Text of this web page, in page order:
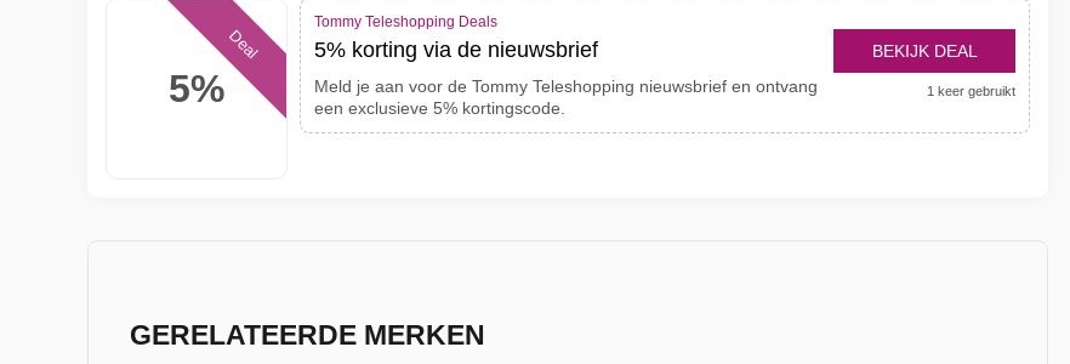
5%
Deal
Tommy Teleshopping Deals
5% korting via de nieuwsbrief
Meld je aan voor de Tommy Teleshopping nieuwsbrief en ontvang
een exclusieve 5% kortingscode.
BEKIJK DEAL
1 keer gebruikt
GERELATEERDE MERKEN